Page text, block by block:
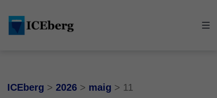
main
content
footer
ICEberg > 2026 > maig > 11